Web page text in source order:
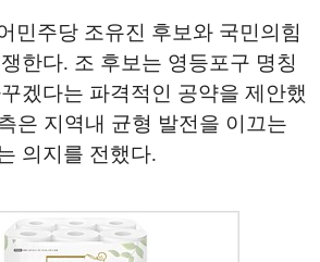
민주당 조유진 후보와 국민의힘
한다. 조 후보는 영등포구 명칭
겠다는 파격적인 공약을 제안했
은 지역내 균형 발전을 이끄는
의지를 전했다.